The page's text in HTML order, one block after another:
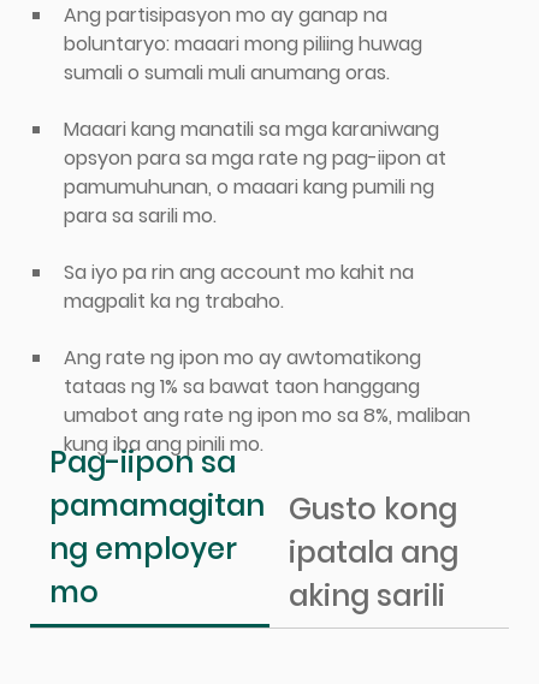
Ang partisipasyon mo ay ganap na
boluntaryo: maaari mong piliing huwag
sumali o sumali muli anumang oras.
Maaari kang manatili sa mga karaniwang
opsyon para sa mga rate ng pag-iipon at
pamumuhunan, o maaari kang pumili ng
para sa sarili mo.
Sa iyo pa rin ang account mo kahit na
magpalit ka ng trabaho.
Ang rate ng ipon mo ay awtomatikong
tataas ng 1% sa bawat taon hanggang
umabot ang rate ng ipon mo sa 8%, maliban
kung iba ang pinili mo.
Pag-iipon sa
pamamagitan
ng employer
mo
Gusto kong
ipatala ang
aking sarili